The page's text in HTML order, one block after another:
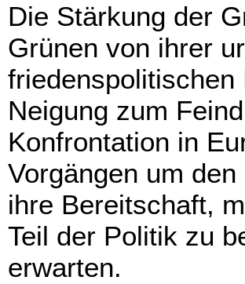
Die Stärkung der
Grünen von ihrer
Neigung zum
Konfrontation in
Vorgängen um
ihre Bereitschaft,
Teil der Politik zu
erwarten.